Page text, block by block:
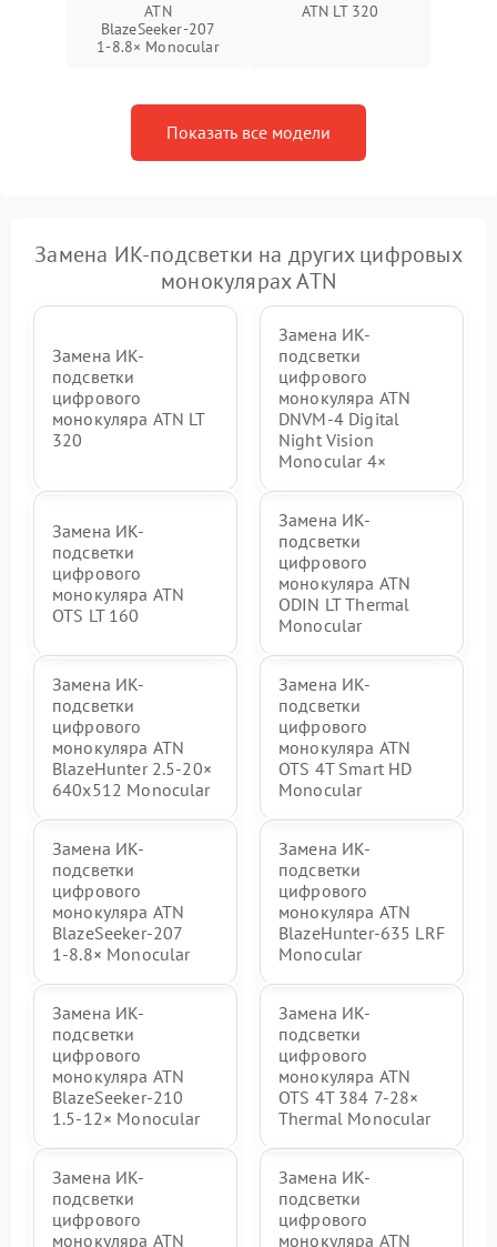
ATN
BlazeSeeker‑207
1‑8.8× Monocular
ATN LT 320
Показать все модели
Замена ИК-подсветки на других цифровых
монокулярах ATN
Замена ИК-
подсветки
цифрового
монокуляра ATN LT
320
Замена ИК-
подсветки
цифрового
монокуляра ATN
DNVM-4 Digital
Night Vision
Monocular 4×
Замена ИК-
подсветки
цифрового
монокуляра ATN
OTS LT 160
Замена ИК-
подсветки
цифрового
монокуляра ATN
ODIN LT Thermal
Monocular
Замена ИК-
подсветки
цифрового
монокуляра ATN
BlazeHunter 2.5‑20×
640x512 Monocular
Замена ИК-
подсветки
цифрового
монокуляра ATN
OTS 4T Smart HD
Monocular
Замена ИК-
подсветки
цифрового
монокуляра ATN
BlazeSeeker‑207
1‑8.8× Monocular
Замена ИК-
подсветки
цифрового
монокуляра ATN
BlazeHunter‑635 LRF
Monocular
Замена ИК-
подсветки
цифрового
монокуляра ATN
BlazeSeeker‑210
1.5‑12× Monocular
Замена ИК-
подсветки
цифрового
монокуляра ATN
OTS 4T 384 7‑28×
Thermal Monocular
Замена ИК-
подсветки
цифрового
монокуляра ATN
Замена ИК-
подсветки
цифрового
монокуляра ATN